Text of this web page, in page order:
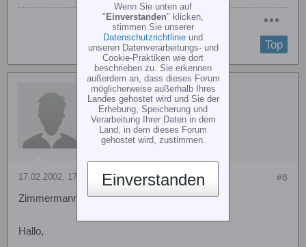
Top
Ron Sebastian
#8
17.02.2002, 17:30
Zimmermann Resorohr für OS FX91
Hallo,
Wenn Sie unten auf
" Einverstanden" klicken,
stimmen Sie unserer
Datenschutzrichtlinie und
unseren Datenverarbeitungs- und
Cookie-Praktiken wie dort
beschrieben zu. Sie erkennen
außerdem an, dass dieses Forum
möglicherweise außerhalb Ihres
Landes gehostet wird und Sie der
Erhebung, Speicherung und
Verarbeitung Ihrer Daten in dem
Land, in dem dieses Forum
gehostet wird, zustimmen.
Einverstanden